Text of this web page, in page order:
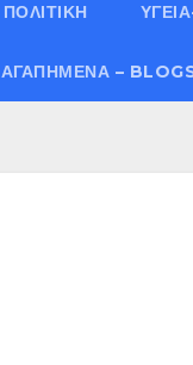
ΠΟΛΙΤΙΚΗ
ΑΓΑΠΗΜΈΝΑ –